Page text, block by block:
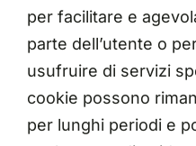
per facilitare e
parte dell’utente o
usufruire di servizi
cookie possono
per lunghi periodi e